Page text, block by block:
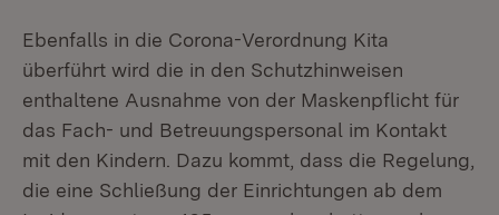
Ebenfalls in die Corona-Verordnung Kita
überführt wird die in den Schutzhinweisen
enthaltene Ausnahme von der Maskenpflicht für
das Fach- und Betreuungspersonal im Kontakt
mit den Kindern. Dazu kommt, dass die Regelung,
die eine Schließung der Einrichtungen ab dem